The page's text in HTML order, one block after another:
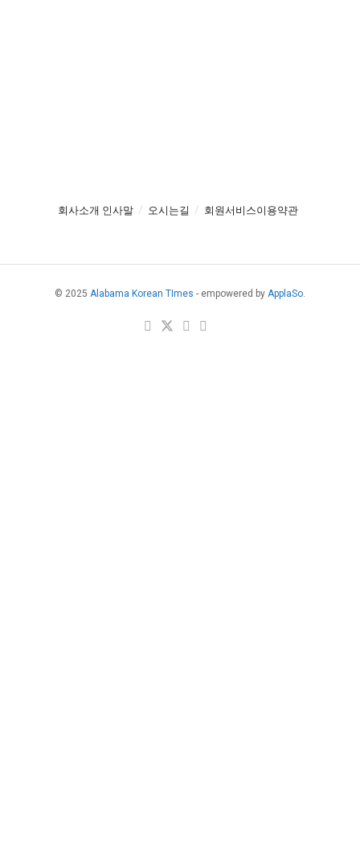
회사소개 인사말 오시는길 회원서비스이용약관
© 2025 Alabama Korean TImes - empowered by ApplaSo.